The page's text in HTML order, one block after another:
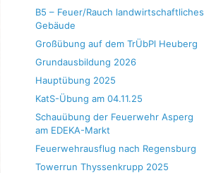
B5 – Feuer/Rauch landwirtschaftliches
Gebäude
Großübung auf dem TrÜbPl Heuberg
Grundausbildung 2026
Hauptübung 2025
KatS-Übung am 04.11.25
Schauübung der Feuerwehr Asperg
am EDEKA-Markt
Feuerwehrausflug nach Regensburg
Towerrun Thyssenkrupp 2025